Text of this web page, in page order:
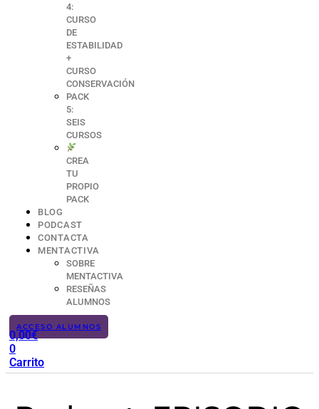
4:
CURSO
DE
ESTABILIDAD
+
CURSO
CONSERVACIÓN
PACK
5:
SEIS
CURSOS
CREA
TU
PROPIO
PACK
BLOG
PODCAST
CONTACTA
MENTACTIVA
SOBRE
MENTACTIVA
RESEÑAS
ALUMNOS
ACCESO ALUMNOS
0,00€
0
Carrito